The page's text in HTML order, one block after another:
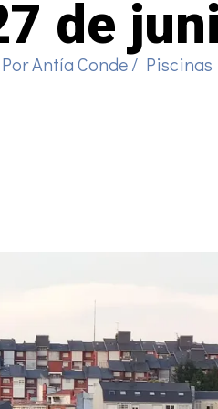
de
Antía Conde/ Piscinas